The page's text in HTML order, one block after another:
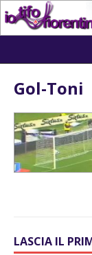
Gol-Toni
LASCIA IL